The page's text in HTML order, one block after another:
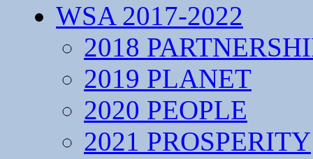
WSA 2017-2022
2018
2019 PLANET
2020 PEOPLE
2021 PROSPERITY